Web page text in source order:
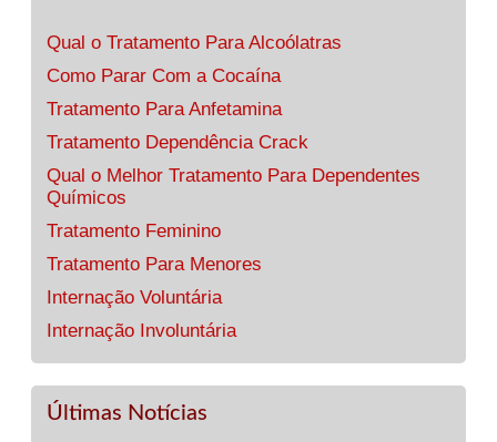
Qual o Tratamento Para Alcoólatras
Como Parar Com a Cocaína
Tratamento Para Anfetamina
Tratamento Dependência Crack
Qual o Melhor Tratamento Para Dependentes
Químicos
Tratamento Feminino
Tratamento Para Menores
Internação Voluntária
Internação Involuntária
Últimas Notícias